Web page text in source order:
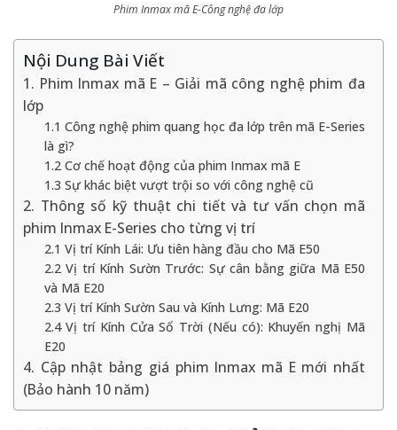
Phim Inmax mã E-Công nghệ đa lớp
Nội Dung Bài Viết
1. Phim Inmax mã E – Giải mã công nghệ phim đa
lớp
1.1 Công nghệ phim quang học đa lớp trên mã E-Series
là gì?
1.2 Cơ chế hoạt động của phim Inmax mã E
1.3 Sự khác biệt vượt trội so với công nghệ cũ
2. Thông số kỹ thuật chi tiết và tư vấn chọn mã
phim Inmax E-Series cho từng vị trí
2.1 Vị trí Kính Lái: Ưu tiên hàng đầu cho Mã E50
2.2 Vị trí Kính Sườn Trước: Sự cân bằng giữa Mã E50
và Mã E20
2.3 Vị trí Kính Sườn Sau và Kính Lưng: Mã E20
2.4 Vị trí Kính Cửa Sổ Trời (Nếu có): Khuyến nghị Mã
E20
4. Cập nhật bảng giá phim Inmax mã E mới nhất
(Bảo hành 10 năm)